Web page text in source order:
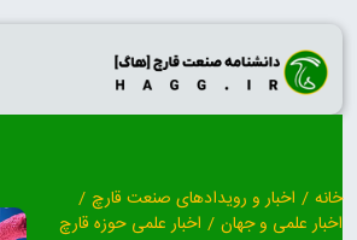
Skip
content
خانه / اخبار و رویدادهای صنعت قارچ /
اخبار علمی و جهان / اخبار علمی حوزه قارچ